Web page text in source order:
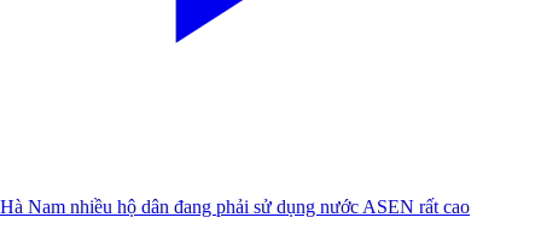
Hà Nam nhiều hộ dân đang phải sử dụng nước ASEN rất cao